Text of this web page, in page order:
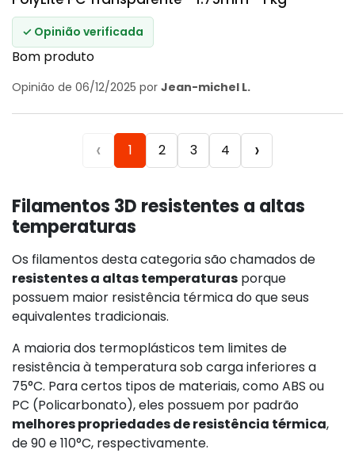
✓ Opinião verificada
Bom produto
Opinião de 06/12/2025 por Jean-michel L.
‹ 1 2 3 4 ›
Filamentos 3D resistentes a altas
temperaturas
Os filamentos desta categoria são chamados de
resistentes a altas temperaturas porque
possuem maior resistência térmica do que seus
equivalentes tradicionais.
A maioria dos termoplásticos tem limites de
resistência à temperatura sob carga inferiores a
75°C. Para certos tipos de materiais, como ABS ou
PC (Policarbonato), eles possuem por padrão
melhores propriedades de resistência térmica,
de 90 e 110°C, respectivamente.